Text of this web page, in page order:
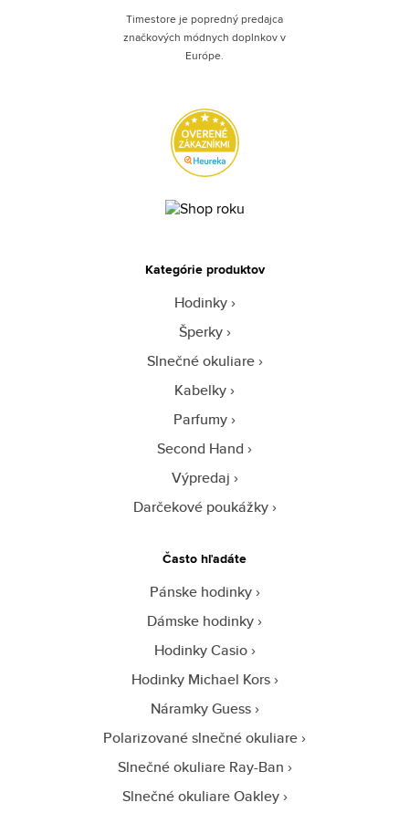
Timestore je popredný predajca
značkových módnych doplnkov v
Európe.
Kategórie produktov
Hodinky
Šperky
Slnečné okuliare
Kabelky
Parfumy
Second Hand
Výpredaj
Darčekové poukážky
Často hľadáte
Pánske hodinky
Dámske hodinky
Hodinky Casio
Hodinky Michael Kors
Náramky Guess
Polarizované slnečné okuliare
Slnečné okuliare Ray-Ban
Slnečné okuliare Oakley